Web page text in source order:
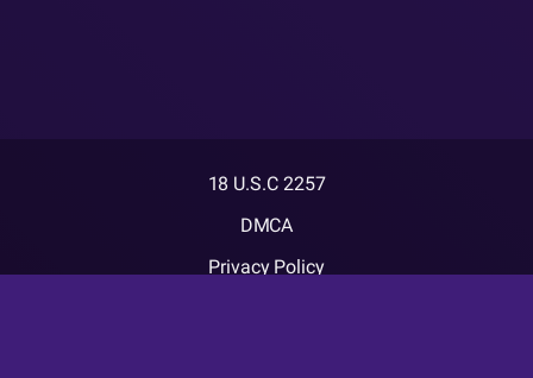
18 U.S.C 2257
DMCA
Privacy Policy